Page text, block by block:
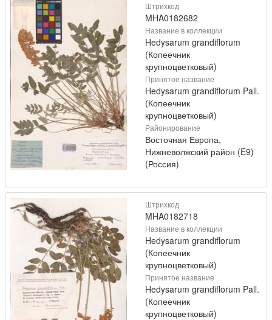
Штрихкод
MHA0182682
Название в коллекции
Hedysarum grandiflorum
(Копеечник
крупноцветковый)
Принятое название
Hedysarum grandiflorum Pall.
(Копеечник
крупноцветковый)
Районирование
Восточная Европа,
Нижневолжский район (E9)
(Россия)
Штрихкод
MHA0182718
Название в коллекции
Hedysarum grandiflorum
(Копеечник
крупноцветковый)
Принятое название
Hedysarum grandiflorum Pall.
(Копеечник
крупноцветковый)